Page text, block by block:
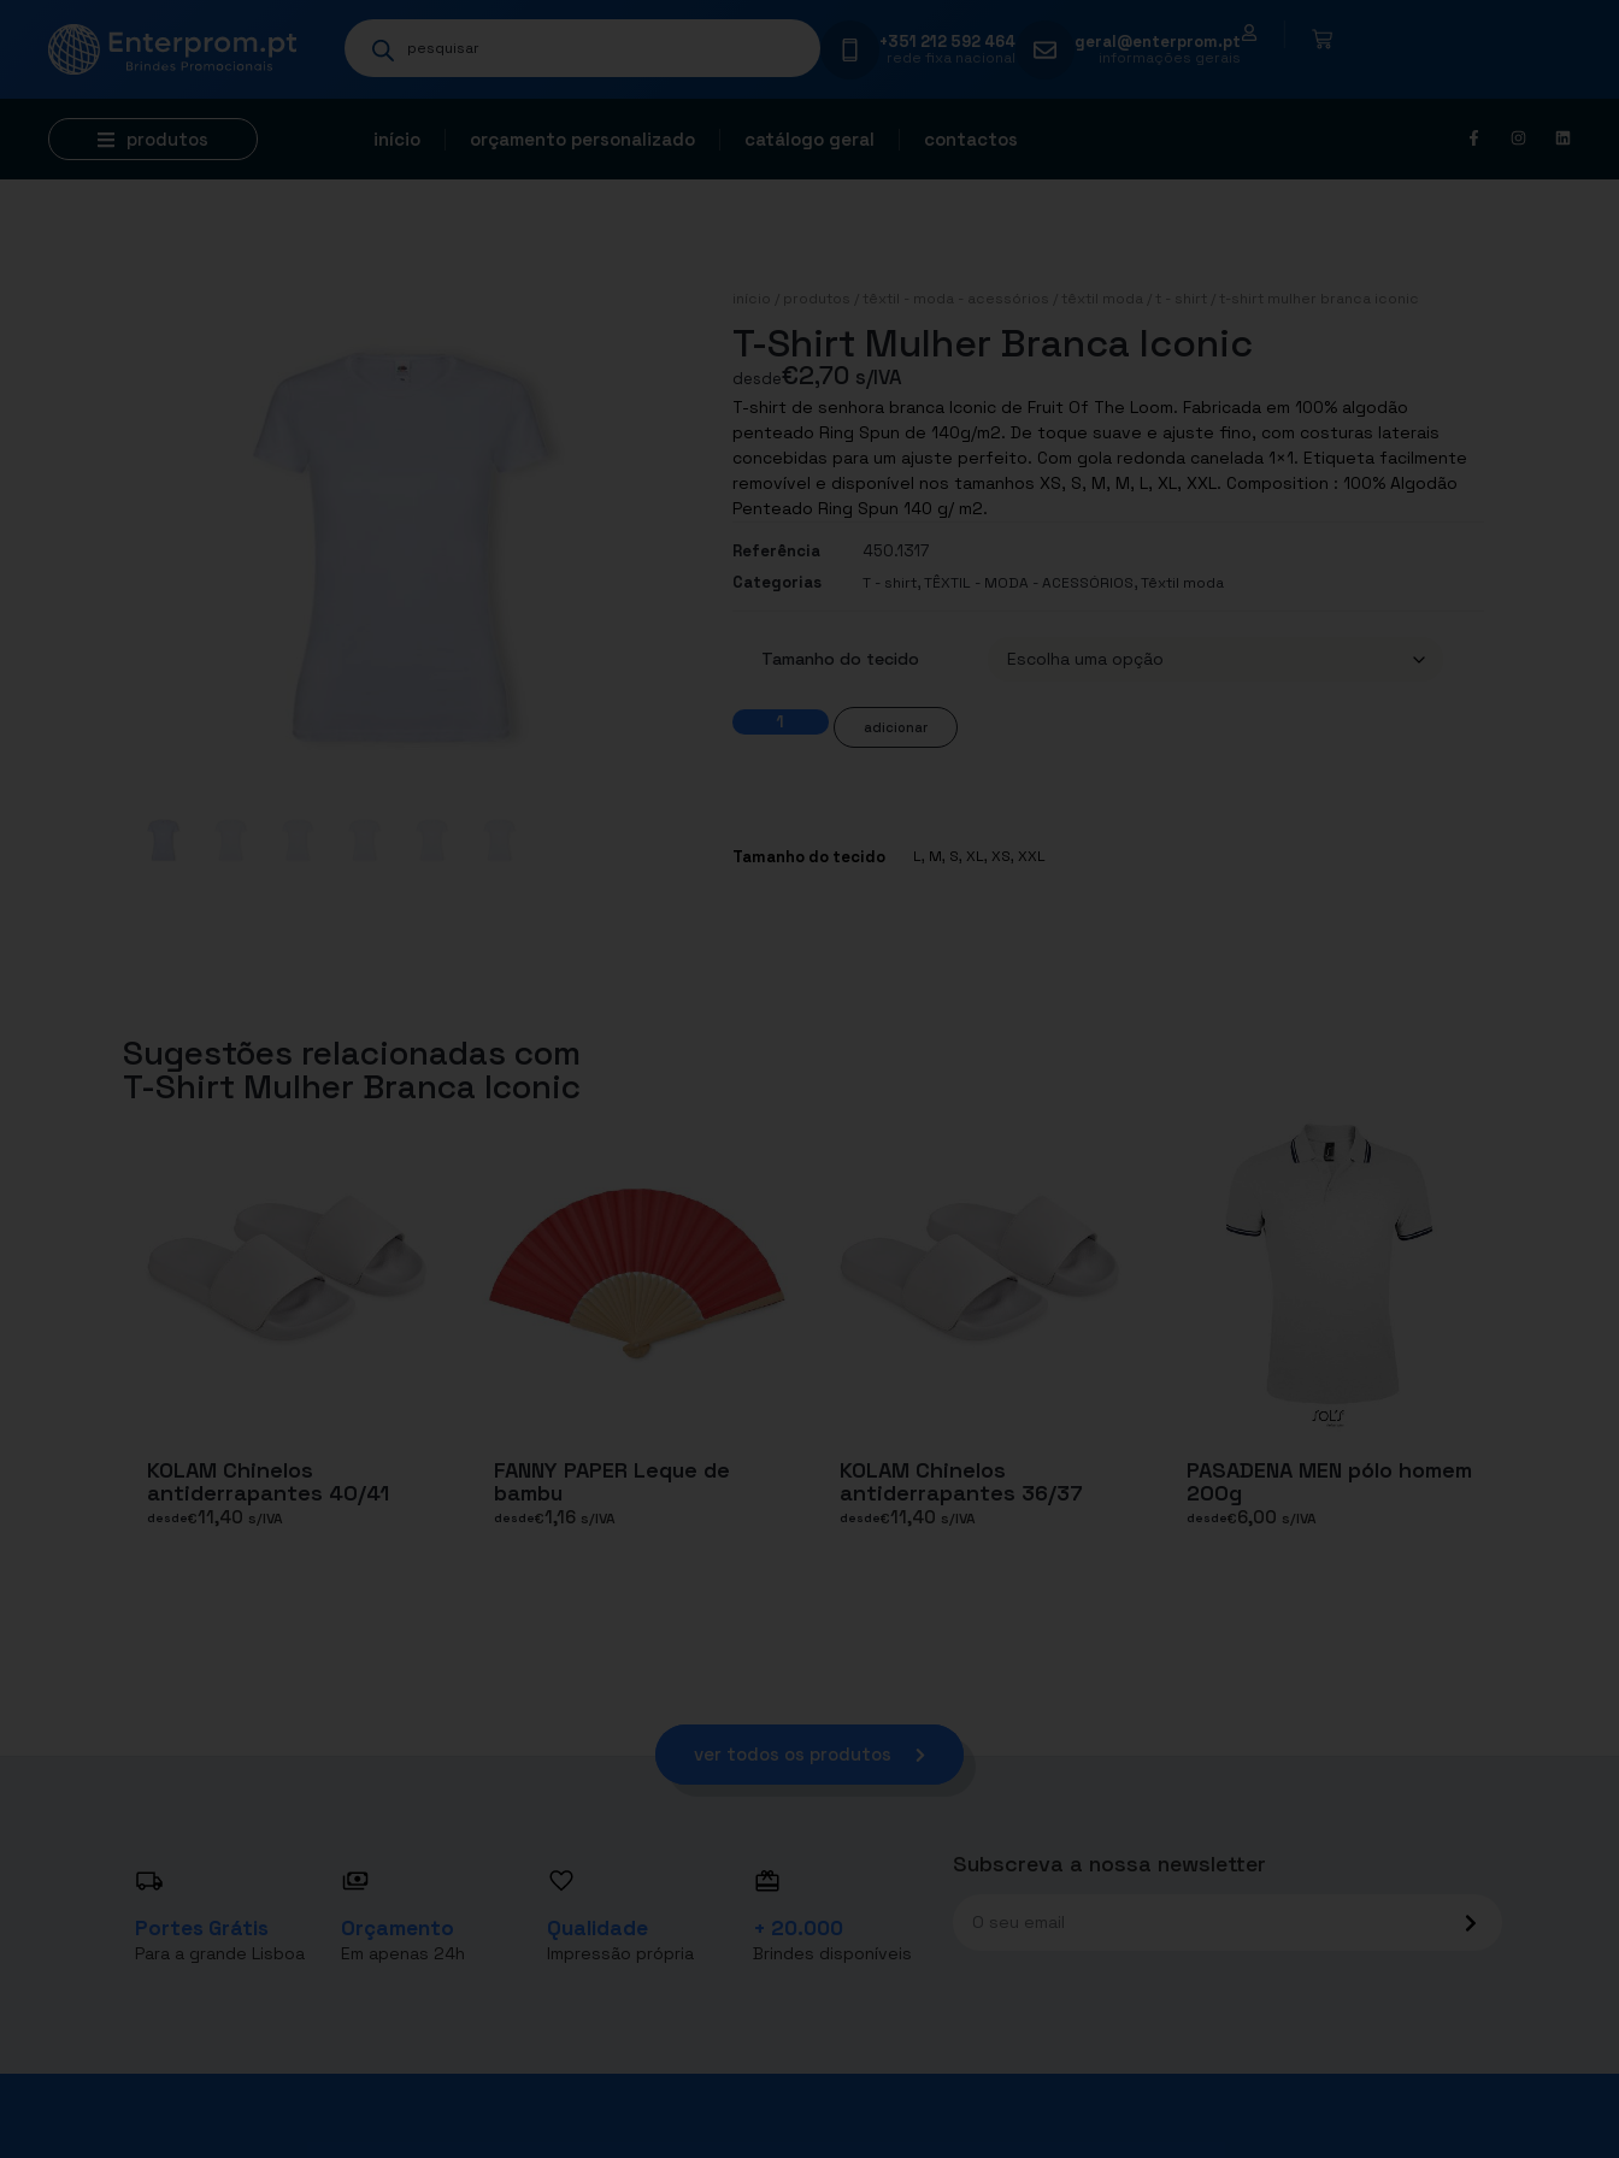
+351 212 592 464
rede fixa nacional
geral@enterprom.pt
informações gerais
produtos início orçamento personalizado catálogo geral contactos
início produtos têxtil - moda - acessórios têxtil moda t - shirt / t-shirt mulher branca iconic
T-Shirt Mulher Branca Iconic
desde€2,70 s/IVA
T-shirt de senhora branca Iconic de Fruit Of The Loom. Fabricada em 100% algodão
penteado Ring Spun de 140g/m2. De toque suave e ajuste fino, com costuras laterais
concebidas para um ajuste perfeito. Com gola redonda canelada 1×1. Etiqueta facilmente
removível e disponível nos tamanhos XS, S, M, M, L, XL, XXL. Composition : 100% Algodão
Penteado Ring Spun 140 g/ m2.
Referência
450.1317
Categorias
T - shirt,TÊXTIL - MODA - ACESSÓRIOS,Têxtil moda
Tamanho do tecido
adicionar
Tamanho do tecido L, M, S, XL, XS, XXL
Sugestões relacionadas com
T-Shirt Mulher Branca Iconic
KOLAM Chinelos
antiderrapantes 40/41
desde€11,40 s/IVA
FANNY PAPER Leque de
bambu
desde€1,16 s/IVA
KOLAM Chinelos
antiderrapantes 36/37
desde€11,40 s/IVA
PASADENA MEN pólo homem
200g
desde€6,00 s/IVA
ver todos os produtos
Portes Grátis
Para a grande Lisboa
Orçamento
Em apenas 24h
Qualidade
Impressão própria
+ 20.000
Brindes disponíveis
Subscreva a nossa newsletter